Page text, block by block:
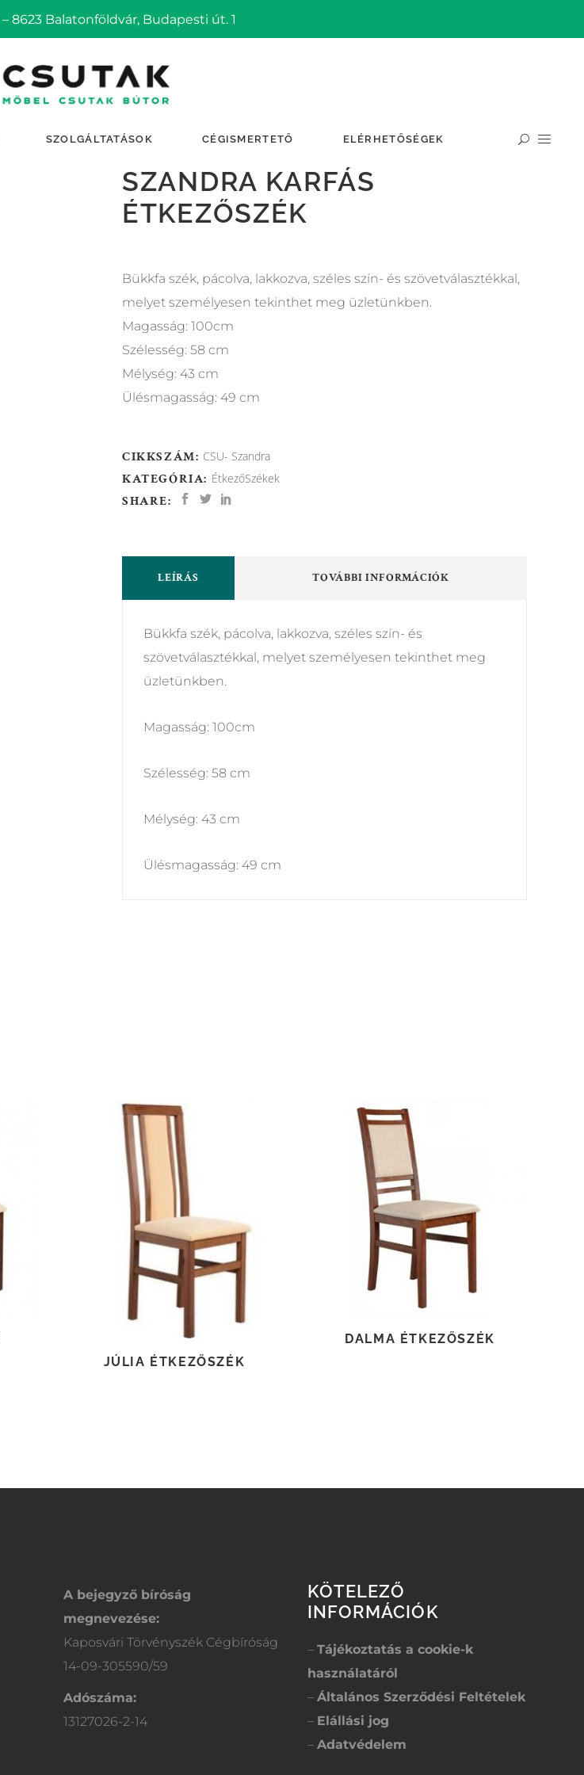
– 8623 Balatonföldvár, Budapesti út. 1
SZOLGÁLTATÁSOK CÉGISMERTETŐ ELÉRHETŐSÉGEK
SZANDRA KARFÁS
ÉTKEZŐSZÉK
Bükkfa szék, pácolva, lakkozva, széles szín- és szövetválasztékkal,
melyet személyesen tekinthet meg üzletünkben.
Magasság: 100cm
Szélesség: 58 cm
Mélység: 43 cm
Ülésmagasság: 49 cm
CIKKSZÁM: CSU- Szandra
KATEGÓRIA: ÉtkezőSzékek
SHARE:
LEÍRÁS TOVÁBBI INFORMÁCIÓK
Bükkfa szék, pácolva, lakkozva, széles szín- és
szövetválasztékkal, melyet személyesen tekinthet meg
üzletünkben.
Magasság: 100cm
Szélesség: 58 cm
Mélység: 43 cm
Ülésmagasság: 49 cm
TOVÁBB OLVASOM
JÚLIA ÉTKEZŐSZÉK
TOVÁBB OLVASOM
DALMA ÉTKEZŐSZÉK
A bejegyző bíróság
megnevezése:
Kaposvári Törvényszék Cégbíróság
14-09-305590/59
Adószáma:
13127026-2-14
KÖTELEZŐ
INFORMÁCIÓK
– Tájékoztatás a cookie-k
használatáról
– Általános Szerződési Feltételek
– Elállási jog
– Adatvédelem